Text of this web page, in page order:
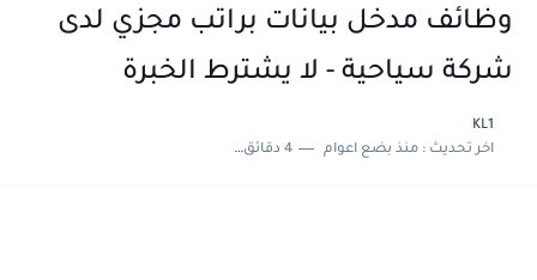
وظائف مدخل بيانات براتب مجزي لدى
شركة سياحية - لا يشترط الخبرة
KL1
اخر تحديث :منذ بضع اعوام 4 دقائق للقراءة